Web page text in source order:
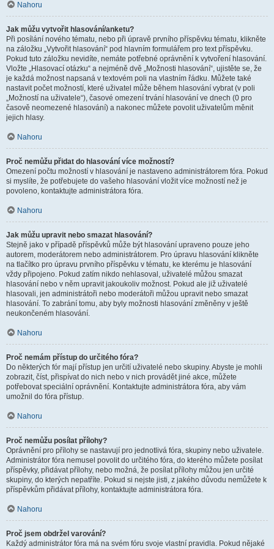
Nahoru
Jak můžu vytvořit hlasování/anketu?
Při posílání nového tématu, nebo při úpravě prvního příspěvku tématu, klikněte
na záložku „Vytvořit hlasování“ pod hlavním formulářem pro text příspěvku.
Pokud tuto záložku nevidíte, nemáte potřebné oprávnění k vytvoření hlasování.
Vložte „Hlasovací otázku“ a nejméně dvě „Možnosti hlasování“, ujistěte se, že
je každá možnost napsaná v textovém poli na vlastním řádku. Můžete také
nastavit počet možností, které uživatel může během hlasování vybrat (v poli
„Možností na uživatele“), časové omezení trvání hlasování ve dnech (0 pro
časově neomezené hlasování) a nakonec můžete povolit uživatelům měnit
jejich hlasy.
Nahoru
Proč nemůžu přidat do hlasování více možností?
Omezení počtu možností v hlasování je nastaveno administrátorem fóra. Pokud
si myslíte, že potřebujete do vašeho hlasování vložit více možností než je
povoleno, kontaktujte administrátora fóra.
Nahoru
Jak můžu upravit nebo smazat hlasování?
Stejně jako v případě příspěvků může být hlasování upraveno pouze jeho
autorem, moderátorem nebo administrátorem. Pro úpravu hlasování klikněte
na tlačítko pro úpravu prvního příspěvku v tématu, ke kterému je hlasování
vždy připojeno. Pokud zatím nikdo nehlasoval, uživatelé můžou smazat
hlasování nebo v něm upravit jakoukoliv možnost. Pokud ale již uživatelé
hlasovali, jen administrátoři nebo moderátoři můžou upravit nebo smazat
hlasování. To zabrání tomu, aby byly možnosti hlasování změněny v ještě
neukončeném hlasování.
Nahoru
Proč nemám přístup do určitého fóra?
Do některých fór mají přístup jen určití uživatelé nebo skupiny. Abyste je mohli
zobrazit, číst, přispívat do nich nebo v nich provádět jiné akce, můžete
potřebovat speciální oprávnění. Kontaktujte administrátora fóra, aby vám
umožnil do fóra přístup.
Nahoru
Proč nemůžu posílat přílohy?
Oprávnění pro přílohy se nastavují pro jednotlivá fóra, skupiny nebo uživatele.
Administrátor fóra nemusel povolit do určitého fóra, do kterého můžete posílat
příspěvky, přidávat přílohy, nebo možná, že posílat přílohy můžou jen určité
skupiny, do kterých nepatříte. Pokud si nejste jisti, z jakého důvodu nemůžete k
příspěvkům přidávat přílohy, kontaktujte administrátora fóra.
Nahoru
Proč jsem obdržel varování?
Každý administrátor fóra má na svém fóru svoje vlastní pravidla. Pokud nějaké